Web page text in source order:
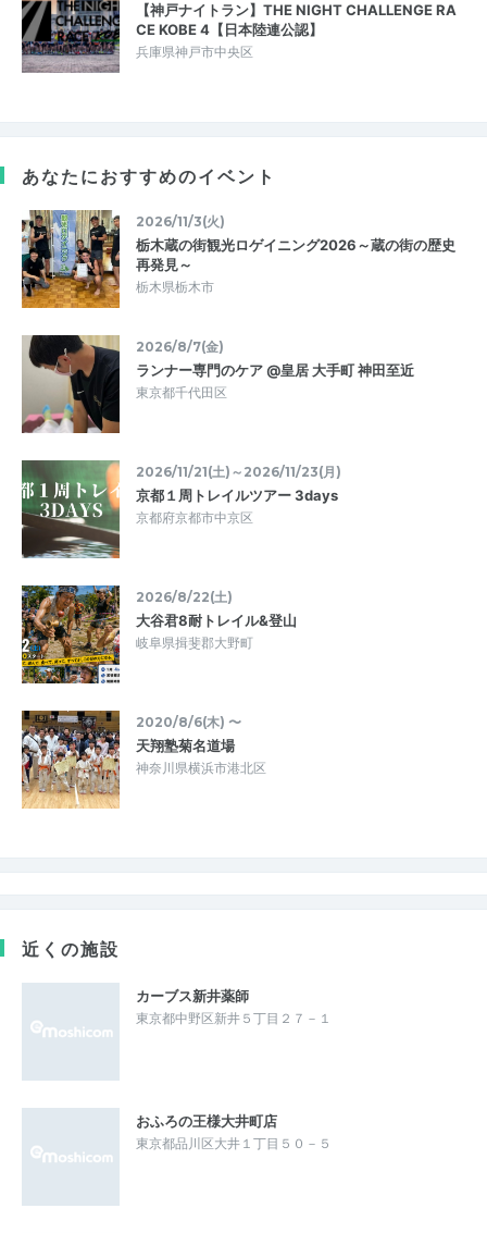
【神戸ナイトラン】THE NIGHT CHALLENGE RA
CE KOBE 4【日本陸連公認】
兵庫県神戸市中央区
あなたにおすすめのイベント
2026/11/3(火)
栃木蔵の街観光ロゲイニング2026～蔵の街の歴史
再発見～
栃木県栃木市
2026/8/7(金)
ランナー専門のケア @皇居 大手町 神田至近
東京都千代田区
2026/11/21(土)～2026/11/23(月)
京都１周トレイルツアー 3days
京都府京都市中京区
2026/8/22(土)
大谷君8耐トレイル&登山
岐阜県揖斐郡大野町
2020/8/6(木) 〜
天翔塾菊名道場
神奈川県横浜市港北区
近くの施設
カーブス新井薬師
東京都中野区新井５丁目２７－１
おふろの王様大井町店
東京都品川区大井１丁目５０－５